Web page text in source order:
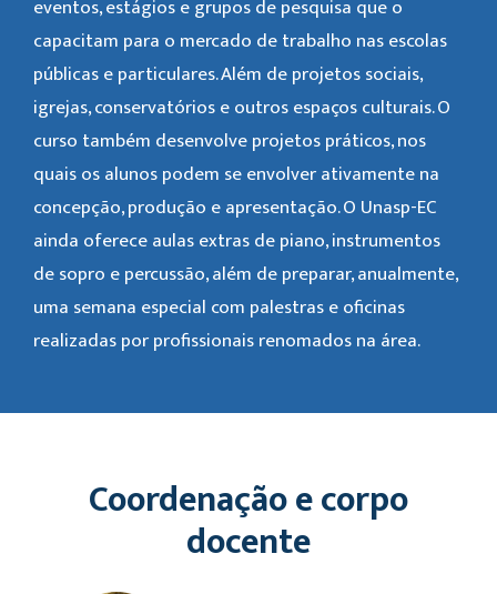
eventos, estágios e grupos de pesquisa que o
capacitam para o mercado de trabalho nas escolas
públicas e particulares. Além de projetos sociais,
igrejas, conservatórios e outros espaços culturais. O
curso também desenvolve projetos práticos, nos
quais os alunos podem se envolver ativamente na
concepção, produção e apresentação. O Unasp-EC
ainda oferece aulas extras de piano, instrumentos
de sopro e percussão, além de preparar, anualmente,
uma semana especial com palestras e oficinas
realizadas por profissionais renomados na área.
Coordenação e corpo
docente